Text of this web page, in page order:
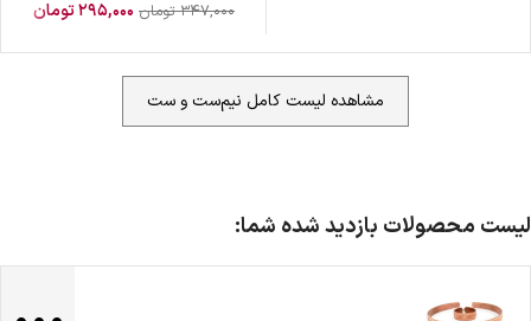
۳۴۷,۰۰۰ تومان ۲۹۵,۰۰۰تومان
مشاهده لیست کامل نیم‌ست و ست
لیست محصولات بازدید شده شما: